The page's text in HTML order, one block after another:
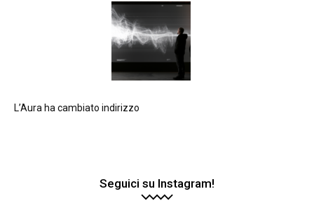
L’Aura ha cambiato indirizzo
Seguici su Instagram!